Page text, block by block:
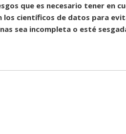
que es necesario tener en
los científicos de datos para
sea incompleta o esté